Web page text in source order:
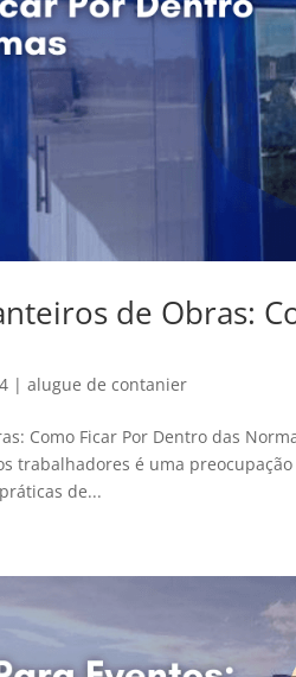
de Obras:
|alugue de contanier
Como Ficar Por Dentro das
trabalhadores é uma
de...